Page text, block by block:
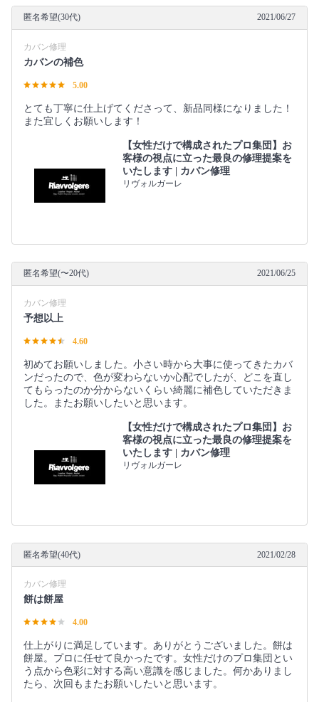
匿名希望(30代) 2021/06/27
カバン修理
カバンの補色
5.00
とても丁寧に仕上げてくださって、新品同様になりました！
また宜しくお願いします！
【女性だけで構成されたプロ集団】お
客様の視点に立った最良の修理提案を
いたします | カバン修理
リヴォルガーレ
匿名希望(〜20代) 2021/06/25
カバン修理
予想以上
4.60
初めてお願いしました。小さい時から大事に使ってきたカバ
ンだったので、色が変わらないか心配でしたが、どこを直し
てもらったのか分からないくらい綺麗に補色していただきま
した。またお願いしたいと思います。
【女性だけで構成されたプロ集団】お
客様の視点に立った最良の修理提案を
いたします | カバン修理
リヴォルガーレ
匿名希望(40代) 2021/02/28
カバン修理
餅は餅屋
4.00
仕上がりに満足しています。ありがとうございました。餅は
餅屋。プロに任せて良かったです。女性だけのプロ集団とい
う点から色彩に対する高い意識を感じました。何かありまし
たら、次回もまたお願いしたいと思います。